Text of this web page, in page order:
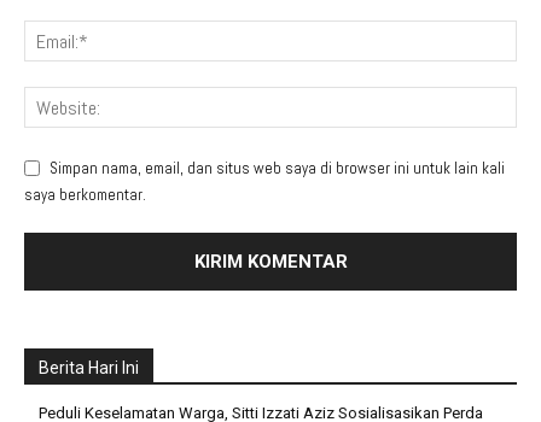
Simpan nama, email, dan situs web saya di browser ini untuk lain kali
saya berkomentar.
Berita Hari Ini
Peduli Keselamatan Warga, Sitti Izzati Aziz Sosialisasikan Perda